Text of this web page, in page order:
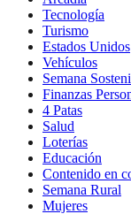
Tecnología
Turismo
Estados Unidos
Vehículos
Semana
Finanzas
4 Patas
Salud
Loterías
Educación
Contenido en
Semana Rural
Mujeres